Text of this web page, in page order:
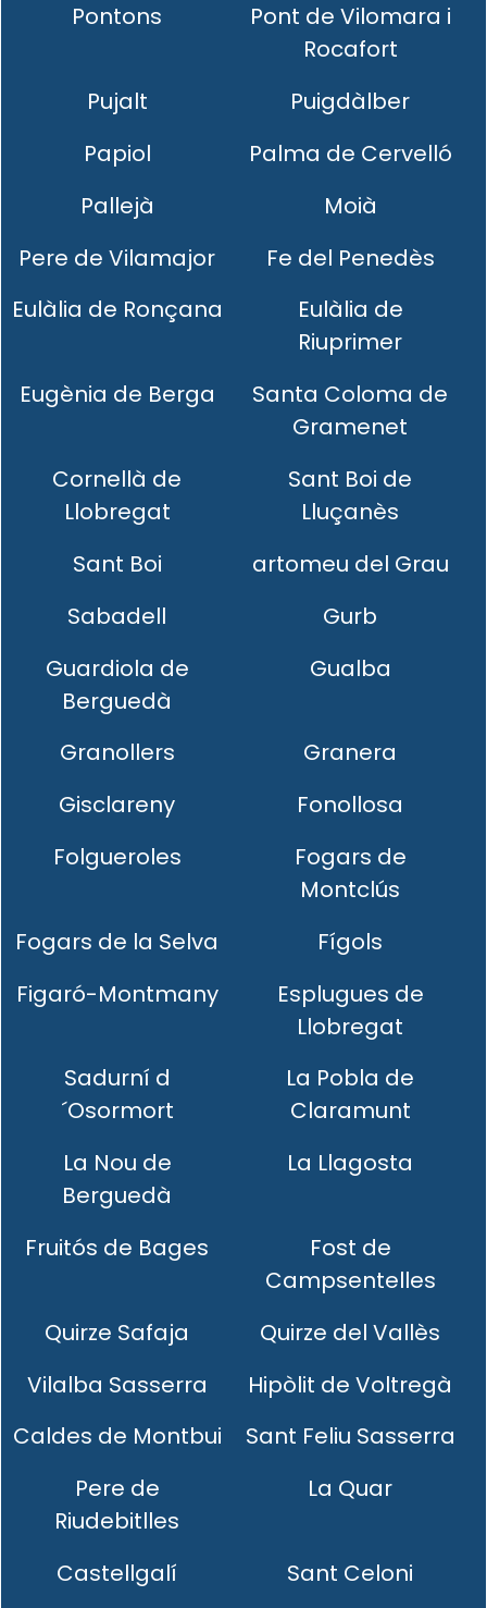
Pontons
Pont de Vilomara i
Rocafort
Pujalt
Puigdàlber
Papiol
Palma de Cervelló
Pallejà
Moià
Pere de Vilamajor
Fe del Penedès
Eulàlia de Ronçana
Eulàlia de
Riuprimer
Eugènia de Berga
Santa Coloma de
Gramenet
Cornellà de
Llobregat
Sant Boi de
Lluçanès
Sant Boi
artomeu del Grau
Sabadell
Gurb
Guardiola de
Berguedà
Gualba
Granollers
Granera
Gisclareny
Fonollosa
Folgueroles
Fogars de
Montclús
Fogars de la Selva
Fígols
Figaró-Montmany
Esplugues de
Llobregat
Sadurní d
´Osormort
La Pobla de
Claramunt
La Nou de
Berguedà
La Llagosta
Fruitós de Bages
Fost de
Campsentelles
Quirze Safaja
Quirze del Vallès
Vilalba Sasserra
Hipòlit de Voltregà
Caldes de Montbui
Sant Feliu Sasserra
Pere de
Riudebitlles
La Quar
Castellgalí
Sant Celoni